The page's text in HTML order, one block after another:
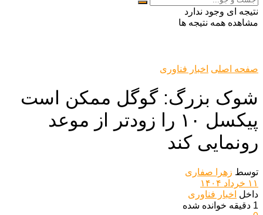
نتیجه ای وجود ندارد
مشاهده همه نتیجه ها
صفحه اصلی اخبار فناوری
شوک بزرگ: گوگل ممکن است
پیکسل ۱۰ را زودتر از موعد
رونمایی کند
توسط زهرا صفاری
۱۱ خرداد ۱۴۰۴
داخل اخبار فناوری
1 دقیقه خوانده شده